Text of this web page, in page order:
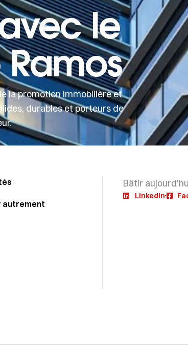
le
la promotion immobilière et
durables et porteurs de
autrement
Bâtir
LinkedIn